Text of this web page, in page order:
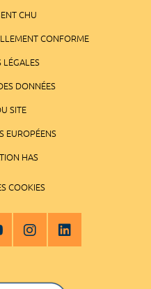
CHU
CONFORME
LÉGALES
DONNÉES
SITE
EUROPÉENS
HAS
COOKIES